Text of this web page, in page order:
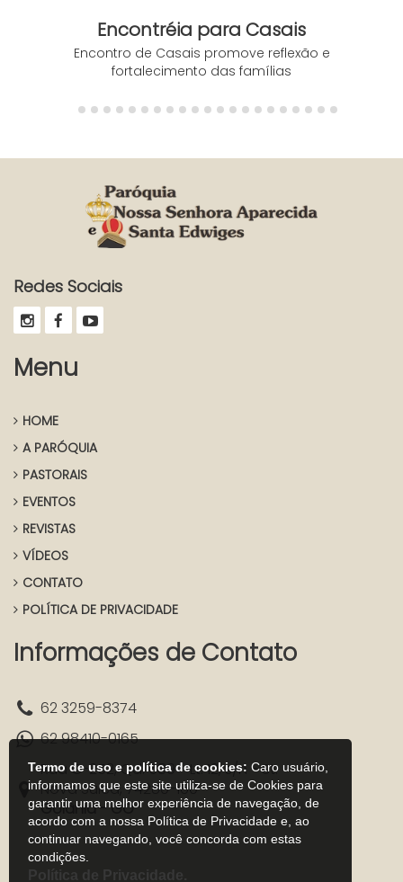
Termo de uso e política de cookies: Caro usuário,
informamos que este site utiliza-se de Cookies para
garantir uma melhor experiência de navegação, de
acordo com a nossa Política de Privacidade e, ao
continuar navegando, você concorda com estas
condições.
Política de Privacidade.
Encontréia para Casais
Encontro de Casais promove reflexão e
fortalecimento das famílias
Redes Sociais
Menu
HOME
A PARÓQUIA
PASTORAIS
EVENTOS
REVISTAS
VÍDEOS
CONTATO
POLÍTICA DE PRIVACIDADE
Informações de Contato
62 3259-8374
62 98410-0165
Rua C-252, Qd. 589 - Lt. 12, s/n - St.
Nova Suica, 74280-160
Goiânia - GO